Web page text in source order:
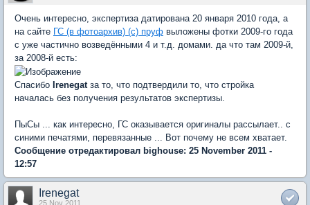
Очень интересно, экспертиза датирована 20 января 2010 года, а
на сайте ГС (в фотоархив) (с) пруф выложены фотки 2009-го года
с уже частично возведёнными 4 и т.д. домами. да что там 2009-й,
за 2008-й есть:
Спасибо Irenegat за то, что подтвердили то, что стройка
началась без получения результатов экспертизы.
ПыСы ... как интересно, ГС оказывается оригиналы рассылает.. с
синими печатями, перевязанные ... Вот почему не всем хватает.
Сообщение отредактировал bighouse: 25 November 2011 -
12:57
Irenegat
25 Nov 2011